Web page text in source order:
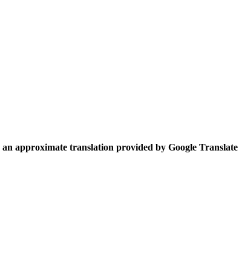
an approximate translation provided by Google Translate